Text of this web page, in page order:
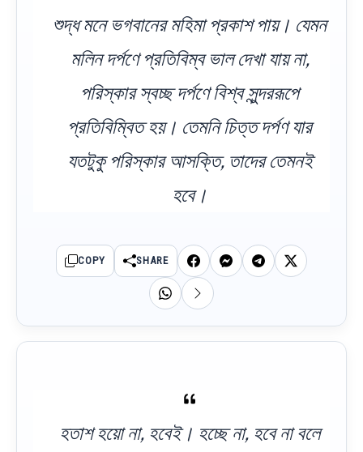
শুদ্ধ মনে ভগবানের মহিমা প্রকাশ পায়। যেমন
মলিন দর্পণে প্রতিবিম্ব ভাল দেখা যায় না,
পরিস্কার স্বচ্ছ দর্পণে বিশ্ব সুন্দররূপে
প্রতিবিম্বিত হয়। তেমনি চিত্ত দর্পণ যার
যতটুকু পরিস্কার আসক্তি, তাদের তেমনই
হবে।
COPY SHARE
হতাশ হয়ো না, হবেই। হচ্ছে না, হবে না বলে